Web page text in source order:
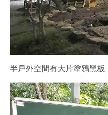
半戶外空間有大片塗鴉黑板